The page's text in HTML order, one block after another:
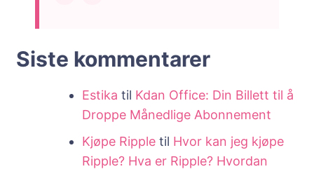
Siste kommentarer
Estika til Kdan Office: Din Billett til å
Droppe Månedlige Abonnement
Kjøpe Ripple til Hvor kan jeg kjøpe
Ripple? Hva er Ripple? Hvordan